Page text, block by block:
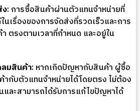
ง: การซื้อสินค้าผ่านตัวแทนจำหน่ายที่
นเรื่องของการจัดส่งที่รวดเร็วและการ
ตรงตามเวลาที่กำหนด และอยู่ใน
ลมสินค้า: หากเกิดปัญหากับสินค้า ผู้ซื้อ
กับตัวแทนจำหน่ายได้โดยตรง ไม่ต้อง
ละสามารถได้รับการแก้ไขปัญหาได้